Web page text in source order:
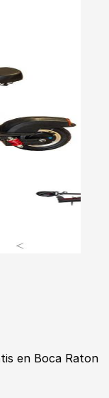
en Boca Raton